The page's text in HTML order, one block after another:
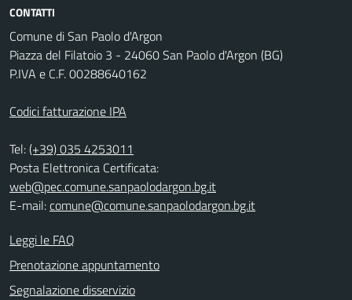
CONTATTI
Comune di San Paolo d'Argon
Piazza del Filatoio 3 - 24060 San Paolo d'Argon (BG)
P.IVA e C.F. 00288640162
Codici fatturazione IPA
Tel:(+39) 035 4253011
Posta Elettronica Certificata:
web@pec.comune.sanpaolodargon.bg.it
E-mail:comune@comune.sanpaolodargon.bg.it
Leggi le FAQ
Prenotazione appuntamento
Segnalazione disservizio